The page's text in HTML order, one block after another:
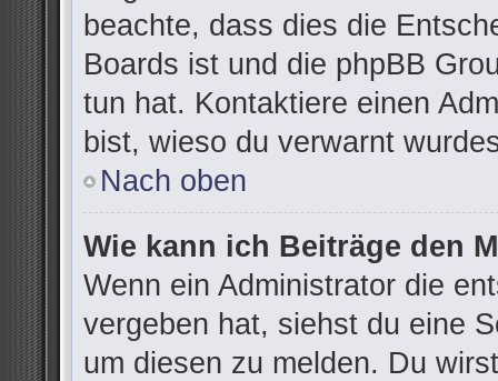
beachte, dass dies die
Boards ist und die phpBB
tun hat. Kontaktiere einen
bist, wieso du verwarnt
Nach oben
Wie kann ich Beiträge den
Wenn ein Administrator die
vergeben hat, siehst du eine
um diesen zu melden. Du